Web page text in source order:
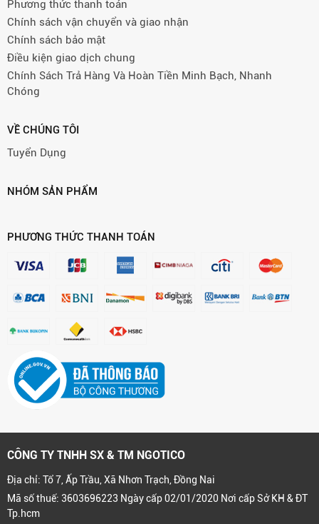
Phương thức thanh toán
Chính sách vận chuyển và giao nhận
Chính sách bảo mật
Điều kiện giao dịch chung
Chính Sách Trả Hàng Và Hoàn Tiền Minh Bạch, Nhanh
Chóng
VỀ CHÚNG TÔI
Tuyển Dụng
NHÓM SẢN PHẨM
PHƯƠNG THỨC THANH TOÁN
CÔNG TY TNHH SX & TM NGOTICO
Địa chỉ: Tổ 7, Ấp Trầu, Xã Nhơn Trạch, Đồng Nai
Mã số thuế: 3603696223 Ngày cấp 02/01/2020 Nơi cấp Sở KH & ĐT
Tp.hcm